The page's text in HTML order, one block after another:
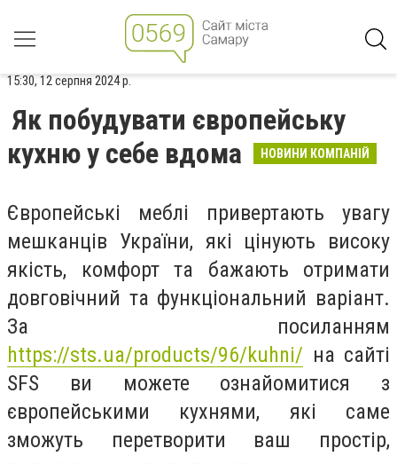
15:30, 12 серпня 2024 р.
Як побудувати європейську
кухню у себе вдома
НОВИНИ КОМПАНІЙ
Європейські меблі привертають увагу
мешканців України, які цінують високу
якість, комфорт та бажають отримати
довговічний та функціональний варіант.
За посиланням
https://sts.ua/products/96/kuhni/ на сайті
SFS ви можете ознайомитися з
європейськими кухнями, які саме
зможуть перетворити ваш простір,